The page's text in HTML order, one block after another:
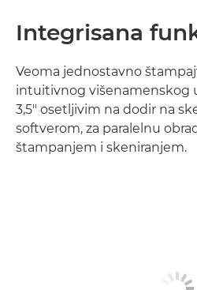
Integrisana
Veoma jednostavno
intuitivnog višenamenskog
3,5" osetljivim na dodir na
softverom, za paralelnu
štampanjem i skeniranjem.